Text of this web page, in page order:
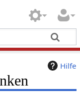
Hilfe